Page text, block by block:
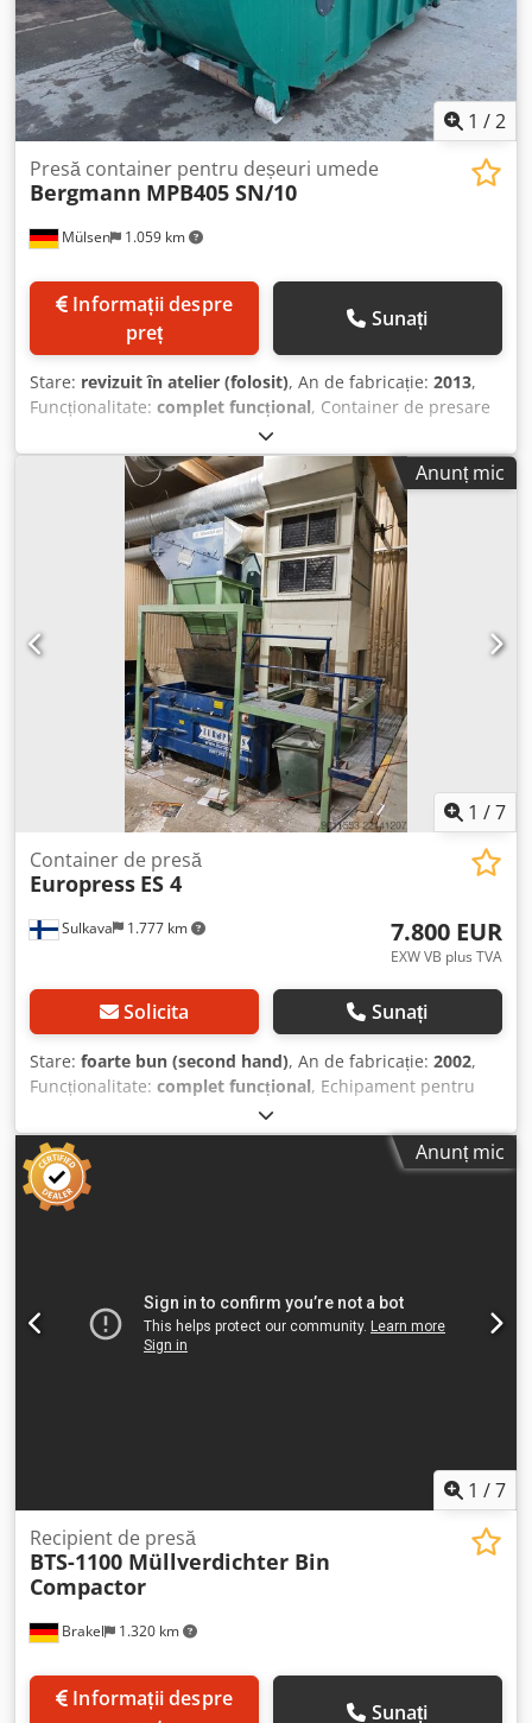
1 /2
Mülsen 1.059 km
Presă container pentru deșeuri umede
Bergmann MPB405 SN/10
preț
Sunați
Stare: revizuit în atelier (folosit), An de fabricație: 2013,
Funcționalitate: complet funcțional, Container de presare
pentru deșeuri umede Bergmann MPB405 SN/10, pentru
camioane cu șasiu basculant. Volum util 10 m³.
Echipament verificat, întreținut, complet funcțional.
Vopsire disponibilă în orice culoare RAL la cerere. La
solicitare, vă putem oferi o ofertă inclusiv livrarea. Credpfx
Afovmwpwjiof
Anunț mic
1 /7
Sulkava 1.777 km
Container de presă
Europress ES 4
7.800 EUR
EXW VB plus TVA
Solicita Sunați
Stare: foarte bun (second hand), An de fabricație: 2002,
Funcționalitate: complet funcțional, Echipament pentru
colectarea și sortarea deșeurilor. Crjdpfjzd Ak Dex Afief
Utilizat anterior pe o linie de legătorie în industria artelor
grafice pentru colectarea deșeurilor de tăiere a hârtiei și a
prafului! Sistemul colectează deșeurile printr-o rețea de
țevi folosind puterea de aspirație, separă praful și
serie 666838, an 1999 (unitate ciclon) - Delta NEU, model
AMSP (separator de praf) - Europress, model ES 4, an 2002
(unitate hidraulică de compactare pentru containere) -
Anunț mic
1 /7
Brakel 1.320 km
Recipient de presă
BTS-1100 Müllverdichter Bin
Compactor
Sunați